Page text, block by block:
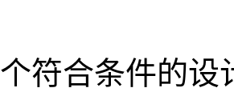
个符合条件的设